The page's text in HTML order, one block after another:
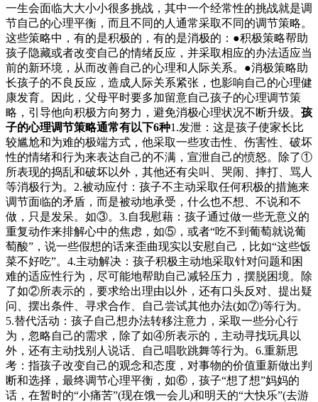
一生会面临大大小小很多挑战，其中一个经常性的挑战就是调
节自己的心理平衡，而且不同的人通常采取不同的调节策略。
这些策略中，有的是积极的，有的是消极的：●积极策略帮助
孩子隐藏或者改变自己的情绪反应，并采取相应的办法适应当
前的新环境，从而改善自己的心理和人际关系。●消极策略助
长孩子的不良反应，造成人际关系紧张，也影响自己的心理健
康发育。因此，父母平时要多加留意自己孩子的心理调节策
略，引导他向积极方向努力，避免消极心理状况不断升级。 孩
子的心理调节策略通常有以下6种1.发泄：这是孩子使家长比
较尴尬和为难的极端方式，他采取一些攻击性、伤害性、破坏
性的情绪和行为来表达自己的不满，宣泄自己的愤怒。除了①
所表现的捣乱和破坏以外，其他还有尖叫、哭闹、摔打、骂人
等消极行为。2.被动应付：孩子不主动采取任何积极的措施来
调节面临的矛盾，而是被动地承受，什么也不想、不说和不
做，只是发呆。如③。3.自我慰藉：孩子通过做一些无意义的
重复动作来排解心中的焦虑，如⑤，或者“吃不到葡萄就说葡
萄酸”，说一些假想的话来歪曲现实以安慰自己，比如“这些饭
菜不好吃”。4.主动解决：孩子积极主动地采取针对问题和困
难的适应性行为，尽可能地帮助自己减轻压力，摆脱困境。除
了如②所表示的，要求给出理由以外，还有口头反对、提出疑
问、摆出条件、寻求合作、自己尝试其他办法(如⑦)等行为。
5.替代活动：孩子自己想办法转移注意力，采取一些分心行
为，忽略自己的需求，除了如④所表示的，主动寻找玩具以
外，还有主动找别人说话、自己唱歌跳舞等行为。6.重新思
考：指孩子改变自己的观念和态度，对事物的价值重新做出判
断和选择，最终调节心理平衡，如⑥，孩子“想了想”妈妈的
话，在暂时的“小痛苦”(现在饿一会儿)和明天的“大快乐”(去游